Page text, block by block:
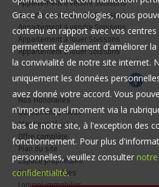
Appartement à vendre Soissons
Appartement à vendre Soissons
Appartement à vendre Soissons
Appartement à louer Soissons
Appartement à louer Soissons
Nos Honoraires
Qui sommes-nous
Mentions légales
Offre complète
Plan du site
Espace propriétaire
Gérer les cookies
Logiciel immobilier
Grace à ces technologies, nous
contenu en rapport avec vos
permettent également d'améliorer
la convivialité de notre site internet.
uniquement les données
avez donné votre accord. Vous
n'importe quel moment via la
bas de notre site, à l'exception des
fonctionnement. Pour plus
personnelles, veuillez consulter
confidentialité.